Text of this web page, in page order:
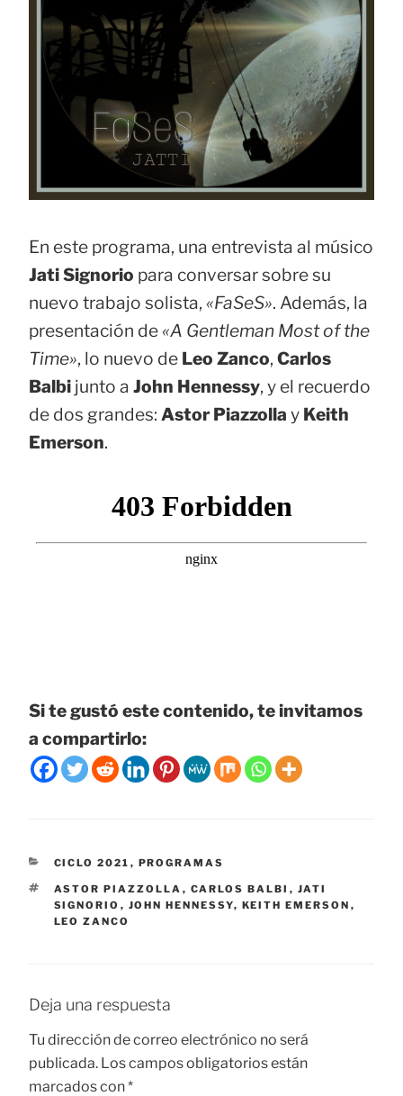
En este programa, una entrevista al músico
Jati Signorio para conversar sobre su
nuevo trabajo solista, «FaSeS». Además, la
presentación de «A Gentleman Most of the
Time», lo nuevo de Leo Zanco, Carlos
Balbi junto a John Hennessy, y el recuerdo
de dos grandes: Astor Piazzolla y Keith
Emerson.
Si te gustó este contenido, te invitamos
a compartirlo:
CATEGORÍAS
CICLO 2021 , PROGRAMAS
ETIQUETAS
ASTOR PIAZZOLLA , CARLOS BALBI , JATI
SIGNORIO , JOHN HENNESSY, KEITH EMERSON ,
LEO ZANCO
Deja una respuesta
Tu dirección de correo electrónico no será
publicada. Los campos obligatorios están
marcados con*